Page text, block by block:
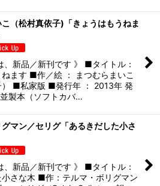
（松村真依子)「きょうはもうねま
、新品／新刊です 》 ■タイトル：
ねます ■作／絵 ： まつむらまいこ
） ■私家版 ■発行年 ： 2013年 発
製本（ソフトカバ…
グマン／セリグ「あるきだした小さ
、新品／新刊です 》 ■タイトル：
小さな木 ■作：テルマ・ボリグマン